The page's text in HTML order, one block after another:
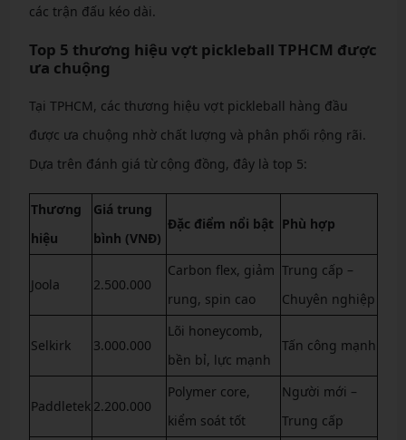
các trận đấu kéo dài.
Top 5 thương hiệu vợt pickleball TPHCM được
ưa chuộng
Tại TPHCM, các thương hiệu vợt pickleball hàng đầu
được ưa chuộng nhờ chất lượng và phân phối rộng rãi.
Dựa trên đánh giá từ cộng đồng, đây là top 5:
Thương
hiệu
Giá trung
bình (VNĐ)
Đặc điểm nổi bật Phù hợp
Joola 2.500.000
Carbon flex, giảm
rung, spin cao
Trung cấp –
Chuyên nghiệp
Selkirk 3.000.000
Lõi honeycomb,
bền bỉ, lực mạnh
Tấn công mạnh
Paddletek 2.200.000
Polymer core,
kiểm soát tốt
Người mới –
Trung cấp